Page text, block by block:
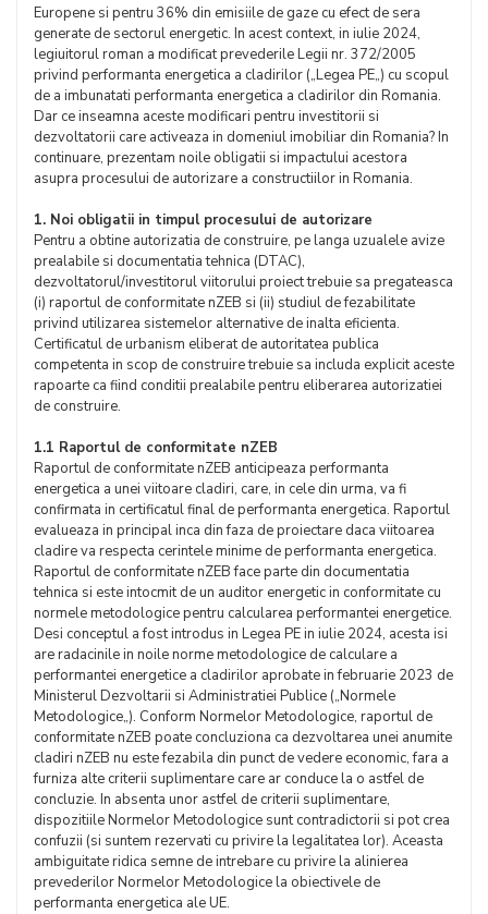
Europene si pentru 36% din emisiile de gaze cu efect de sera
generate de sectorul energetic. In acest context, in iulie 2024,
legiuitorul roman a modificat prevederile Legii nr. 372/2005
privind performanta energetica a cladirilor („Legea PE„) cu scopul
de a imbunatati performanta energetica a cladirilor din Romania.
Dar ce inseamna aceste modificari pentru investitorii si
dezvoltatorii care activeaza in domeniul imobiliar din Romania? In
continuare, prezentam noile obligatii si impactului acestora
asupra procesului de autorizare a constructiilor in Romania.
1. Noi obligatii in timpul procesului de autorizare
Pentru a obtine autorizatia de construire, pe langa uzualele avize
prealabile si documentatia tehnica (DTAC),
dezvoltatorul/investitorul viitorului proiect trebuie sa pregateasca
(i) raportul de conformitate nZEB si (ii) studiul de fezabilitate
privind utilizarea sistemelor alternative de inalta eficienta.
Certificatul de urbanism eliberat de autoritatea publica
competenta in scop de construire trebuie sa includa explicit aceste
rapoarte ca fiind conditii prealabile pentru eliberarea autorizatiei
de construire.
1.1 Raportul de conformitate nZEB
Raportul de conformitate nZEB anticipeaza performanta
energetica a unei viitoare cladiri, care, in cele din urma, va fi
confirmata in certificatul final de performanta energetica. Raportul
evalueaza in principal inca din faza de proiectare daca viitoarea
cladire va respecta cerintele minime de performanta energetica.
Raportul de conformitate nZEB face parte din documentatia
tehnica si este intocmit de un auditor energetic in conformitate cu
normele metodologice pentru calcularea performantei energetice.
Desi conceptul a fost introdus in Legea PE in iulie 2024, acesta isi
are radacinile in noile norme metodologice de calculare a
performantei energetice a cladirilor aprobate in februarie 2023 de
Ministerul Dezvoltarii si Administratiei Publice („Normele
Metodologice„). Conform Normelor Metodologice, raportul de
conformitate nZEB poate concluziona ca dezvoltarea unei anumite
cladiri nZEB nu este fezabila din punct de vedere economic, fara a
furniza alte criterii suplimentare care ar conduce la o astfel de
concluzie. In absenta unor astfel de criterii suplimentare,
dispozitiile Normelor Metodologice sunt contradictorii si pot crea
confuzii (si suntem rezervati cu privire la legalitatea lor). Aceasta
ambiguitate ridica semne de intrebare cu privire la alinierea
prevederilor Normelor Metodologice la obiectivele de
performanta energetica ale UE.